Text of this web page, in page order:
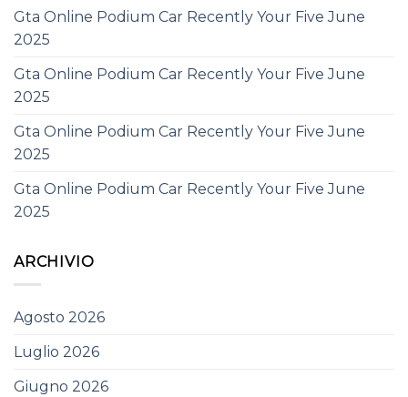
Gta Online Podium Car Recently Your Five June
2025
Gta Online Podium Car Recently Your Five June
2025
Gta Online Podium Car Recently Your Five June
2025
Gta Online Podium Car Recently Your Five June
2025
ARCHIVIO
Agosto 2026
Luglio 2026
Giugno 2026